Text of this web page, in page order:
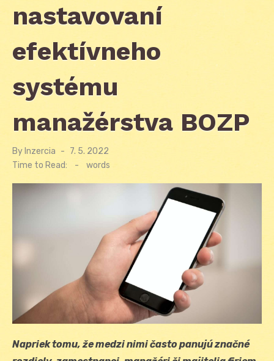
nastavovaní
efektívneho
systému
manažérstva BOZP
By Inzercia
Posted
7. 5. 2022
Time to Read:
- words
Napriek tomu, že medzi nimi často panujú značné